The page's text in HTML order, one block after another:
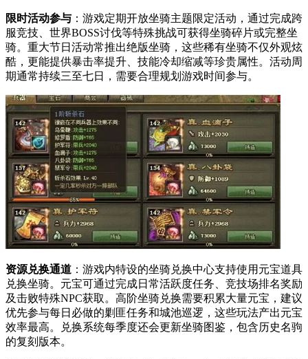
限时活动参与 ：游戏定期开放坐骑主题限定活动，通过完成跨
服竞技、世界BOSS讨伐等特殊挑战可获得坐骑碎片或完整坐
骑。重大节日活动常推出绝版坐骑，这些稀有坐骑不仅外观炫
酷，更能提供暴击率提升、技能冷却缩减等珍贵属性。活动周
期通常持续三至七日，需要合理规划游戏时间参与。
资源兑换通道 ：游戏内特设的坐骑兑换中心支持使用元宝道具
兑换坐骑。元宝可通过完成日常活跃度任务、竞技场排名奖励
及击败特殊NPC获取。高阶坐骑兑换需要积累大量元宝，建议
优先参与每日必做的剿匪任务和城池巡逻，这些玩法产出元宝
效率最高。兑换系统每季度还会更新坐骑图鉴，包含历史名驹
的复刻版本。